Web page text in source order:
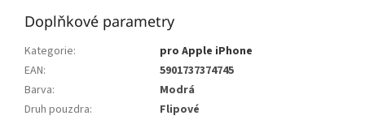
Doplňkové parametry
Kategorie:
pro Apple iPhone
EAN:
5901737374745
Barva:
Modrá
Druh pouzdra:
Flipové